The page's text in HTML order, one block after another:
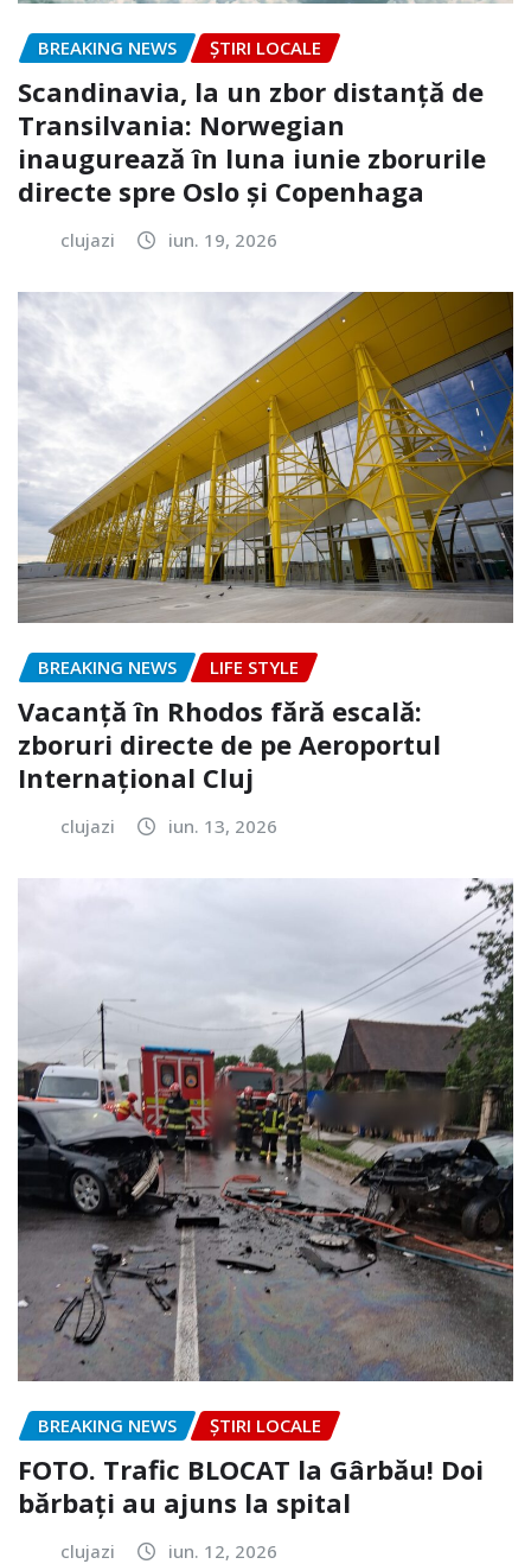
BREAKING NEWS ȘTIRI LOCALE
Scandinavia, la un zbor distanță de
Transilvania: Norwegian
inaugurează în luna iunie zborurile
directe spre Oslo și Copenhaga
clujazi iun. 19, 2026
BREAKING NEWS LIFE STYLE
Vacanță în Rhodos fără escală:
zboruri directe de pe Aeroportul
Internațional Cluj
clujazi iun. 13, 2026
BREAKING NEWS ȘTIRI LOCALE
FOTO. Trafic BLOCAT la Gârbău! Doi
bărbați au ajuns la spital
clujazi iun. 12, 2026